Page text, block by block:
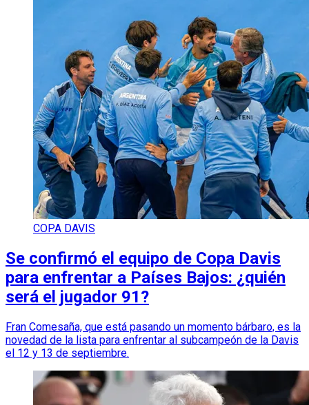
COPA DAVIS
Se confirmó el equipo de Copa Davis
para enfrentar a Países Bajos: ¿quién
será el jugador 91?
Fran Comesaña, que está pasando un momento bárbaro, es la
novedad de la lista para enfrentar al subcampeón de la Davis
el 12 y 13 de septiembre.